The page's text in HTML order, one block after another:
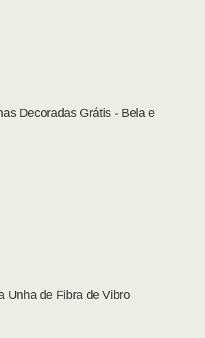
Decoradas Grátis - Bela e
Unha de Fibra de Vibro